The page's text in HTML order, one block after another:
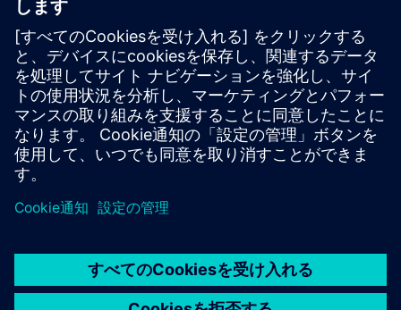
光熱費
目標の重み付け
暖房設備、メインの電気パネルの写真
各サーキットブレーカーの負荷識別
配電の単線図（SLD）（該当する場合または入手可能な場
合）
臨界荷重